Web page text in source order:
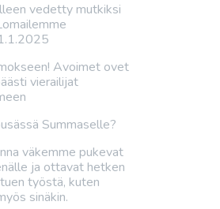
vedetty mutkiksi
Avoimet ovet
vierailijat
Summaselle?
väkemme pukevat
ja ottavat hetken
työstä, kuten
sinäkin.